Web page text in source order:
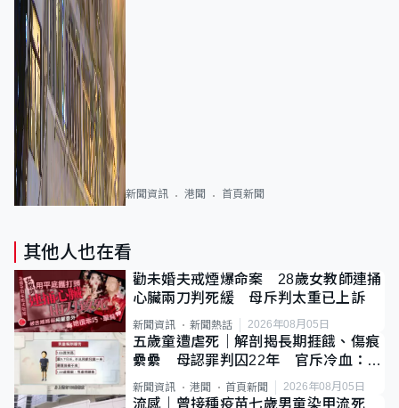
新聞資訊 港聞 首頁新聞
其他人也在看
勸未婚夫戒煙爆命案 28歲女教師連捅
心臟兩刀判死緩 母斥判太重已上訴
新聞資訊 新聞熱話 2026年08月05日
五歲童遭虐死｜解剖揭長期捱餓、傷痕
纍纍 母認罪判囚22年 官斥冷血：同
類案最惡劣
新聞資訊 港聞 首頁新聞 2026年08月05日
流感｜曾接種疫苗七歲男童染甲流死